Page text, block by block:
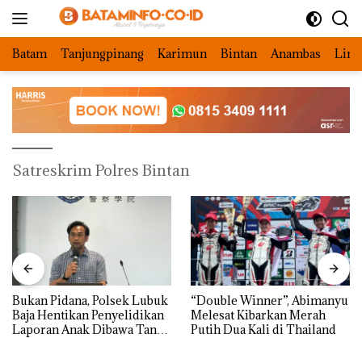
Batam Tanjungpinang Karimun Bintan Anambas
Satreskrim Polres Bintan
Bukan Pidana, Polsek Lubuk
Baja Hentikan Penyelidikan
Laporan Anak Dibawa Tanpa
“Double Winner”, Abimanyu
Melesat Kibarkan Merah
Putih Dua Kali di Thailand